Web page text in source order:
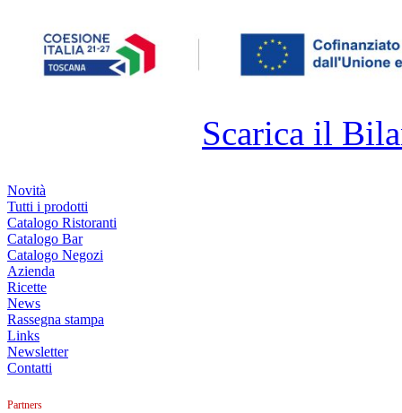
Scarica il
Novità
Tutti i prodotti
Catalogo Ristoranti
Catalogo Bar
Catalogo Negozi
Azienda
Ricette
News
Rassegna stampa
Links
Newsletter
Contatti
Partners